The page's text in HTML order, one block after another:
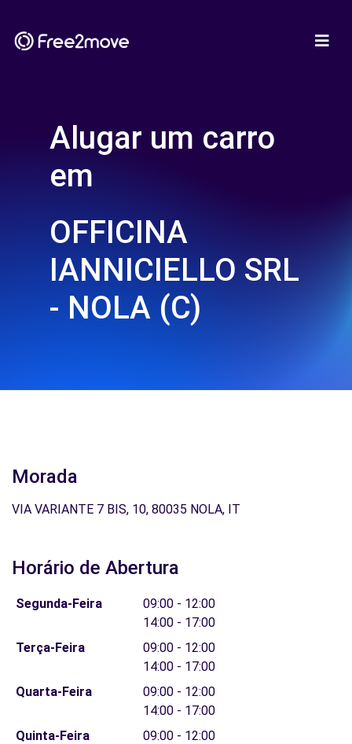
Alugar um carro
em
OFFICINA
IANNICIELLO SRL
- NOLA (C)
Morada
VIA VARIANTE 7 BIS, 10, 80035 NOLA, IT
Horário de Abertura
Segunda-Feira
09:00 - 12:00
14:00 - 17:00
Terça-Feira
09:00 - 12:00
14:00 - 17:00
Quarta-Feira
09:00 - 12:00
14:00 - 17:00
Quinta-Feira
09:00 - 12:00